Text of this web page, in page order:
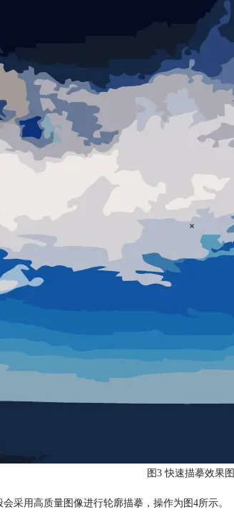
图3 快速描摹效果图
采用高质量图像进行轮廓描摹，操作为图4所示。